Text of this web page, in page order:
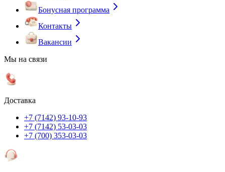
Бонусная программа
Контакты
Вакансии
Мы на связи
Доставка
+7 (7142) 93-10-93
+7 (7142) 53-03-03
+7 (700) 353-03-03